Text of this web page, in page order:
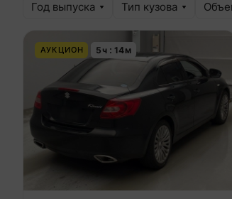
Год выпуска Тип кузова
АУКЦИОН 5 ч 13м